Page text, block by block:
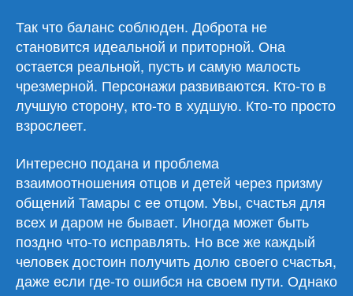
Так что баланс соблюден. Доброта не
становится идеальной и приторной. Она
остается реальной, пусть и самую малость
чрезмерной. Персонажи развиваются. Кто-то в
лучшую сторону, кто-то в худшую. Кто-то просто
взрослеет.
Интересно подана и проблема
взаимоотношения отцов и детей через призму
общений Тамары с ее отцом. Увы, счастья для
всех и даром не бывает. Иногда может быть
поздно что-то исправлять. Но все же каждый
человек достоин получить долю своего счастья,
даже если где-то ошибся на своем пути. Однако